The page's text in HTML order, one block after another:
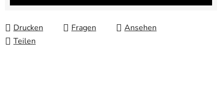
Drucken Fragen
Ansehen
Teilen